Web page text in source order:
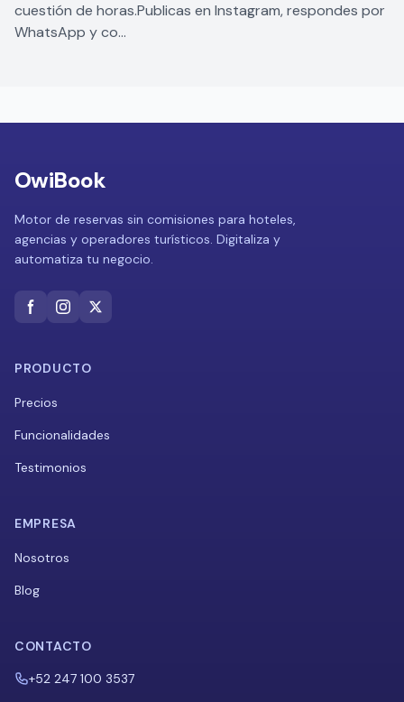
cuestión de horas.Publicas en Instagram, respondes por
WhatsApp y co...
OwiBook
Motor de reservas sin comisiones para hoteles,
agencias y operadores turísticos. Digitaliza y
automatiza tu negocio.
PRODUCTO
Precios
Funcionalidades
Testimonios
EMPRESA
Nosotros
Blog
CONTACTO
+52 247 100 3537